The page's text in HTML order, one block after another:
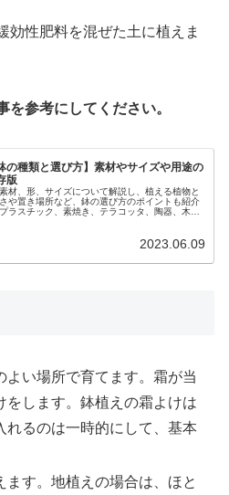
効性肥料を混ぜた土に植えま
参考にしてください。
の種類と選び方】素材やサイズや用途の
版
材、形、サイズについて解説し、植える植物と
や置き場所など、鉢の選び方のポイントも紹介
ラスチック、素焼き、テラコッタ、陶器、木
2023.06.09
い場所で育てます。霜が当
をします。鉢植えの霜よけは
れるのは一時的にして、基本
す。地植えの場合は、ほと